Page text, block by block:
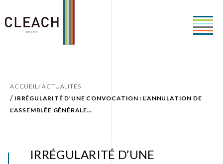
ACCUEIL/ ACTUALITÉS
/ IRRÉGULARITÉ D’UNE CONVOCATION : L’ANNULATION DE
L’ASSEMBLÉE GÉNÉRALE…
IRRÉGULARITÉ D’UNE